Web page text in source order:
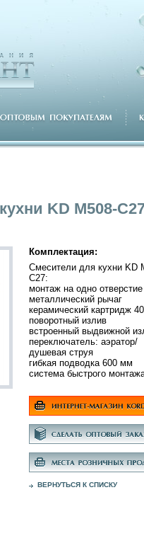
KD M508-
Комплектация:
Смесители для кухни KD
C27:
монтаж на одно отверстие
металлический рычаг
керамический картридж
поворотный излив
встроенный выдвижной
переключатель: аэратор/
душевая струя
гибкая подводка 600 мм
система быстрого
ВЕРНУТЬСЯ К СПИСКУ